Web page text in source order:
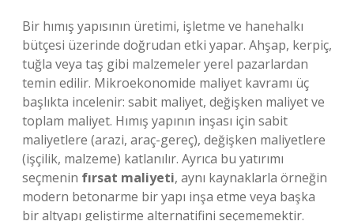
Bir hımış yapısının üretimi, işletme ve hanehalkı
bütçesi üzerinde doğrudan etki yapar. Ahşap, kerpiç,
tuğla veya taş gibi malzemeler yerel pazarlardan
temin edilir. Mikroekonomide maliyet kavramı üç
başlıkta incelenir: sabit maliyet, değişken maliyet ve
toplam maliyet. Hımış yapının inşası için sabit
maliyetlere (arazi, araç-gereç), değişken maliyetlere
(işçilik, malzeme) katlanılır. Ayrıca bu yatırımı
seçmenin fırsat maliyeti, aynı kaynaklarla örneğin
modern betonarme bir yapı inşa etme veya başka
bir altyapı geliştirme alternatifini seçememektir.